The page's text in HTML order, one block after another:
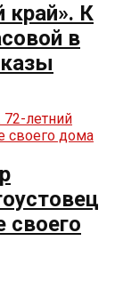
край». К
в
своего